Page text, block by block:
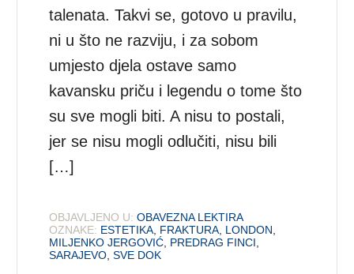
talenata. Takvi se, gotovo u pravilu,
ni u što ne razviju, i za sobom
umjesto djela ostave samo
kavansku priču i legendu o tome što
su sve mogli biti. A nisu to postali,
jer se nisu mogli odlučiti, nisu bili
[…]
OBJAVLJENO U: OBAVEZNA LEKTIRA
OZNAKE: ESTETIKA, FRAKTURA, LONDON,
MILJENKO JERGOVIĆ, PREDRAG FINCI,
SARAJEVO,SVE DOK